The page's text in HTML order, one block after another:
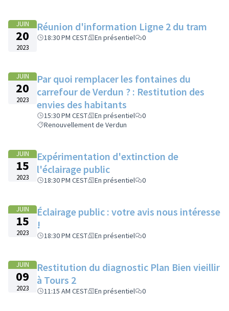
JUIN
20
2023
Réunion d'information Ligne 2 du tram
18:30 PM CEST En présentiel 0
JUIN
20
2023
Par quoi remplacer les fontaines du
carrefour de Verdun ? : Restitution des
envies des habitants
15:30 PM CEST En présentiel
0
Renouvellement de Verdun
JUIN
15
2023
Expérimentation d'extinction de
l'éclairage public
18:30 PM CEST En présentiel 0
JUIN
15
2023
Éclairage public : votre avis nous intéresse
!
18:30 PM CEST En présentiel 0
JUIN
09
2023
Restitution du diagnostic Plan Bien vieillir
à Tours 2
11:15 AM CEST En présentiel 0